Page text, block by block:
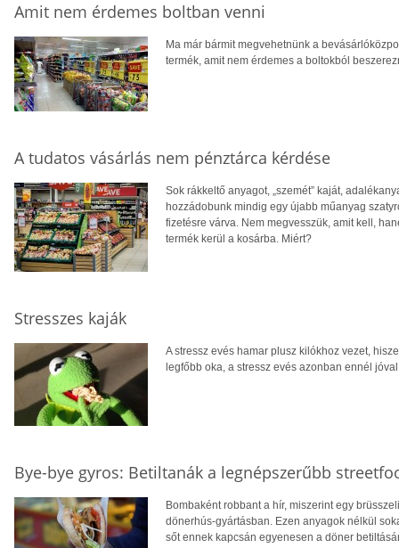
Amit nem érdemes boltban venni
Ma már bármit megvehetnünk a
termék, amit nem érdemes a boltokból
A tudatos vásárlás nem pénztárca kérdése
Sok rákkeltő anyagot, „szemét” kaját,
hozzádobunk mindig egy újabb műanyag
fizetésre várva. Nem megvesszük, amit kell,
termék kerül a kosárba. Miért?
Stresszes kaják
A stressz evés hamar plusz kilókhoz vezet,
legfőbb oka, a stressz evés azonban ennél
Bye-bye gyros: Betiltanák a legnépszerűbb
Bombaként robbant a hír, miszerint egy
dönerhús-gyártásban. Ezen anyagok nélkül
sőt ennek kapcsán egyenesen a döner